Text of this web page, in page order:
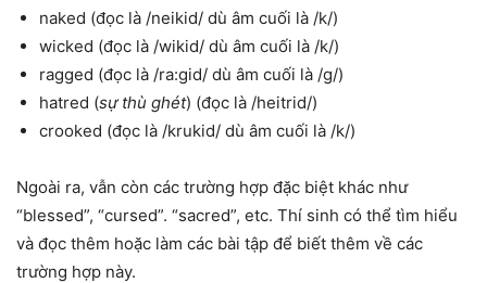
naked (đọc là /neikid/ dù âm cuối là /k/)
wicked (đọc là /wikid/ dù âm cuối là /k/)
ragged (đọc là /ra:gid/ dù âm cuối là /g/)
hatred (sự thù ghét) (đọc là /heitrid/)
crooked (đọc là /krukid/ dù âm cuối là /k/)
Ngoài ra, vẫn còn các trường hợp đặc biệt khác như
“blessed”, “cursed”. “sacred”, etc. Thí sinh có thể tìm hiểu
và đọc thêm hoặc làm các bài tập để biết thêm về các
trường hợp này.